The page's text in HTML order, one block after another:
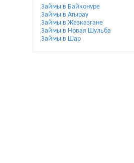
Займы в Байконуре
Займы в Атырау
Займы в Жезказгане
Займы в Новая Шульба
Займы в Шар